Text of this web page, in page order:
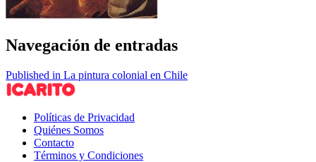
Navegación de entradas
Published in La pintura colonial en Chile
Políticas de Privacidad
Quiénes Somos
Contacto
Términos y Condiciones